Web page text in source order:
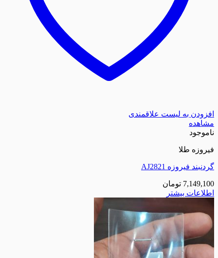
افزودن به لیست علاقمندی
مشاهده
ناموجود
فیروزه طلا
گردنبند فیروزه AJ2821
7,149,100 تومان
اطلاعات بیشتر